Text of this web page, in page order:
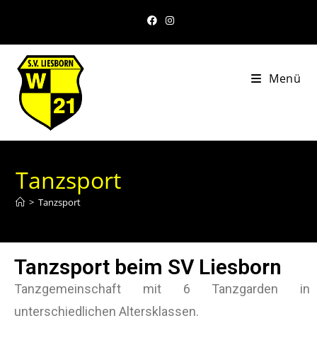
Menü
Tanzsport
> Tanzsport
Tanzsport beim SV Liesborn
Tanzgemeinschaft mit 6 Tanzgarden in
unterschiedlichen Altersklassen.